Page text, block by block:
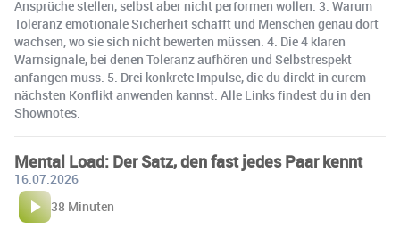
Ansprüche stellen, selbst aber nicht performen wollen. 3. Warum
Toleranz emotionale Sicherheit schafft und Menschen genau dort
wachsen, wo sie sich nicht bewerten müssen. 4. Die 4 klaren
Warnsignale, bei denen Toleranz aufhören und Selbstrespekt
anfangen muss. 5. Drei konkrete Impulse, die du direkt in eurem
nächsten Konflikt anwenden kannst. Alle Links findest du in den
Shownotes.
Mental Load: Der Satz, den fast jedes Paar kennt
16.07.2026
38 Minuten